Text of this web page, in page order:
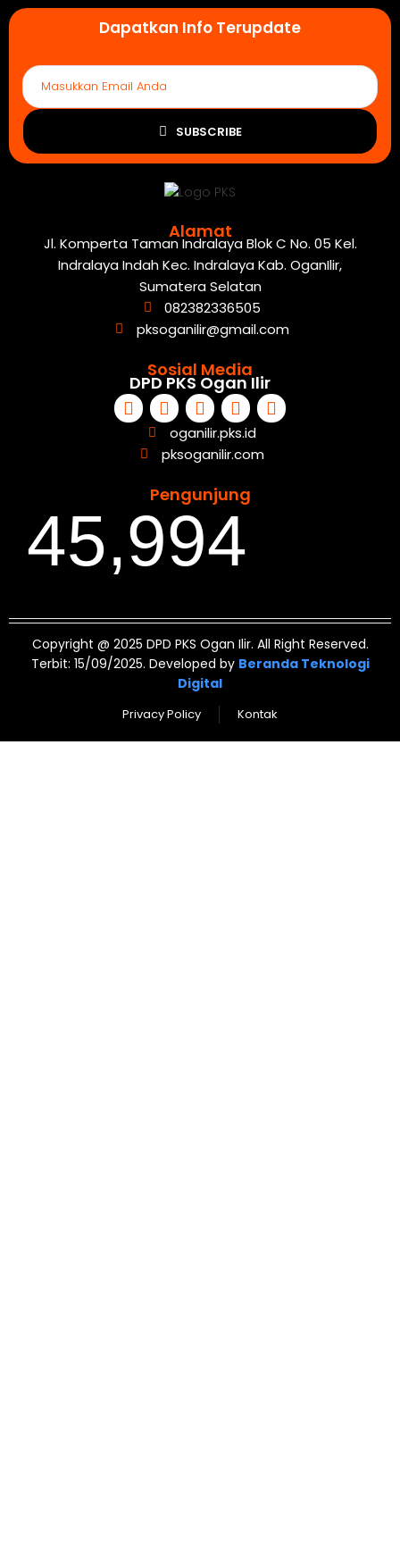
Dapatkan Info Terupdate
SUBSCRIBE
Alamat
Jl. Komperta Taman Indralaya Blok C No. 05 Kel.
Indralaya Indah Kec. Indralaya Kab. OganIlir,
Sumatera Selatan
082382336505
pksoganilir@gmail.com
Sosial Media
DPD PKS Ogan Ilir
oganilir.pks.id
pksoganilir.com
Pengunjung
45,994
Copyright @ 2025 DPD PKS Ogan Ilir. All Right Reserved.
Terbit: 15/09/2025. Developed by Beranda Teknologi
Digital
Privacy Policy Kontak